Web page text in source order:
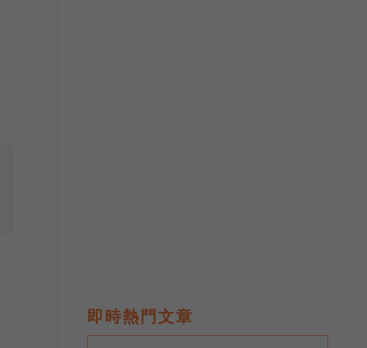
即時熱門文章